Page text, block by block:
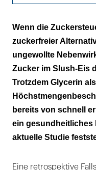
Bedenklicher
BfR:
Wenn die
zuckerfreier
ungewollte
Zucker im Slush-Eis
Trotzdem Glycerin
bereits von schnell
ein gesundheitliches
aktuelle Studie
Eine retrospektive